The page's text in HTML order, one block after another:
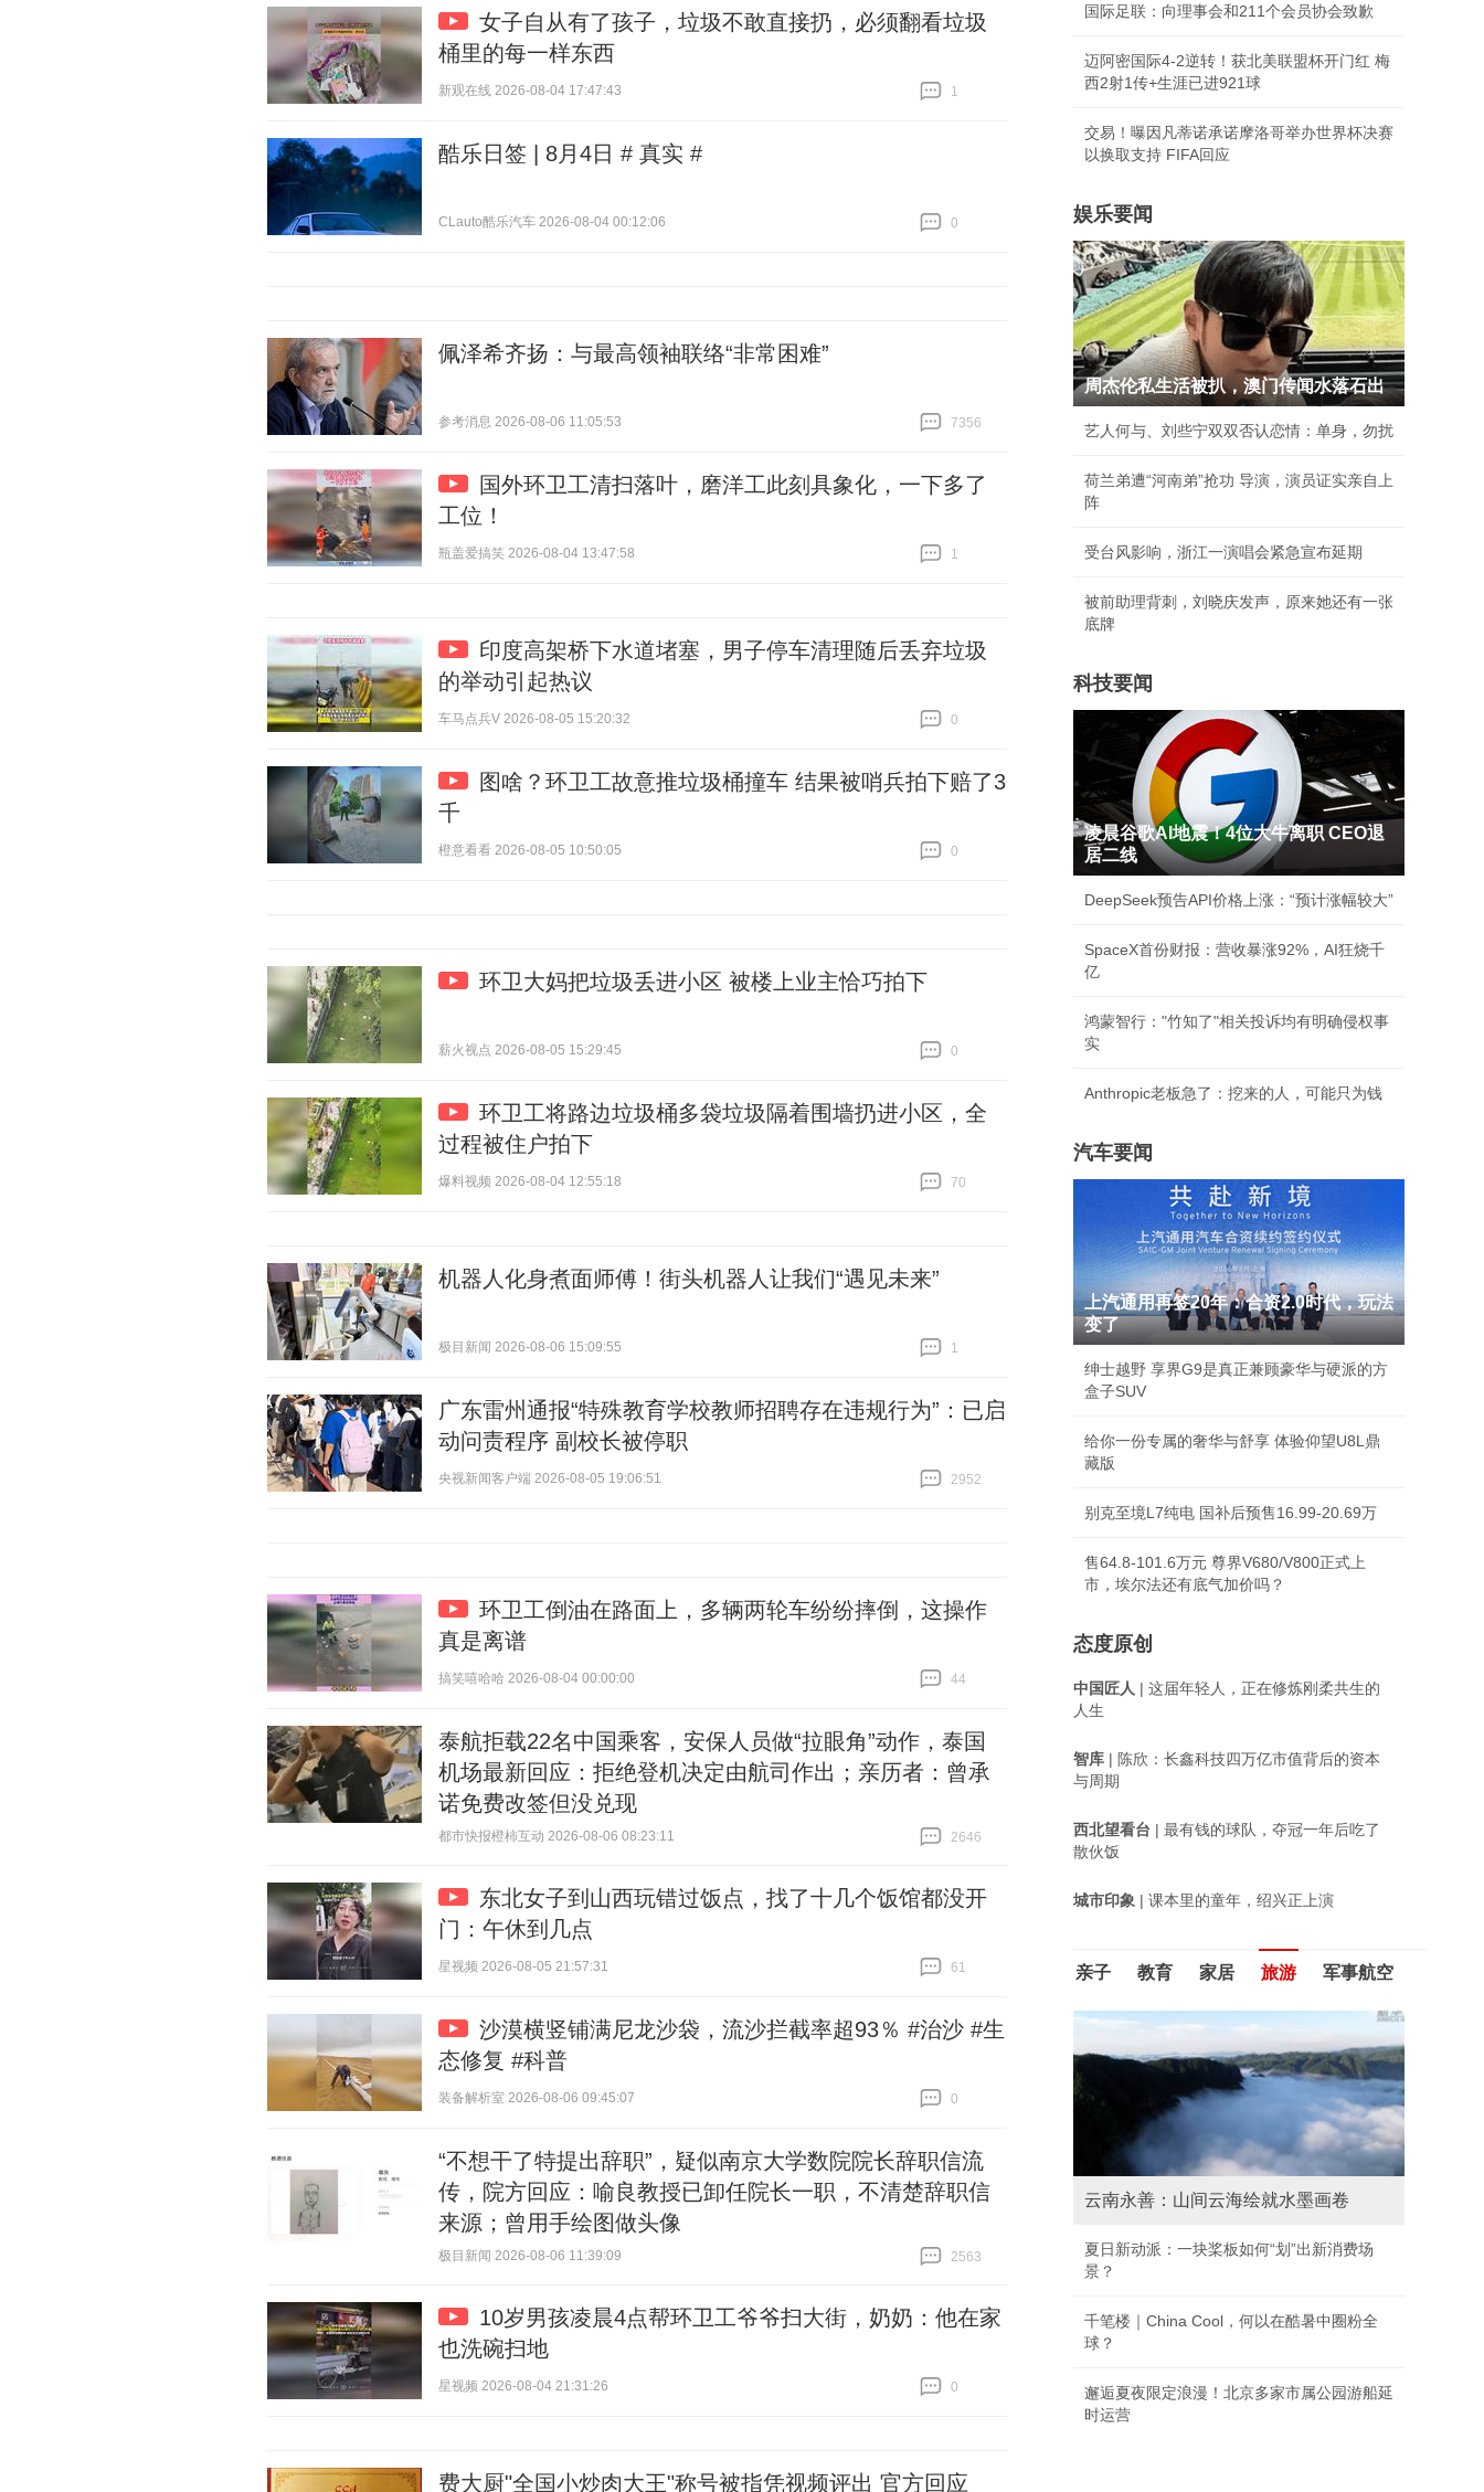
女子自从有了孩子，垃圾不敢直接扔，必须翻看垃圾
桶里的每一样东西
新观在线 2026-08-04 17:47:43
1
酷乐日签 | 8月4日 # 真实 #
CLauto酷乐汽车 2026-08-04 00:12:06
0
佩泽希齐扬：与最高领袖联络“非常困难”
参考消息 2026-08-06 11:05:53
7356
国外环卫工清扫落叶，磨洋工此刻具象化，一下多了
工位！
瓶盖爱搞笑 2026-08-04 13:47:58
1
印度高架桥下水道堵塞，男子停车清理随后丢弃垃圾
的举动引起热议
车马点兵V 2026-08-05 15:20:32
0
图啥？环卫工故意推垃圾桶撞车 结果被哨兵拍下赔了3
千
橙意看看 2026-08-05 10:50:05
0
环卫大妈把垃圾丢进小区 被楼上业主恰巧拍下
薪火视点 2026-08-05 15:29:45
0
环卫工将路边垃圾桶多袋垃圾隔着围墙扔进小区，全
过程被住户拍下
爆料视频 2026-08-04 12:55:18
70
机器人化身煮面师傅！街头机器人让我们“遇见未来”
极目新闻 2026-08-06 15:09:55
1
广东雷州通报“特殊教育学校教师招聘存在违规行为”：已启
动问责程序 副校长被停职
央视新闻客户端 2026-08-05 19:06:51
2952
环卫工倒油在路面上，多辆两轮车纷纷摔倒，这操作
真是离谱
搞笑嘻哈哈 2026-08-04 00:00:00
44
泰航拒载22名中国乘客，安保人员做“拉眼角”动作，泰国
机场最新回应：拒绝登机决定由航司作出；亲历者：曾承
诺免费改签但没兑现
都市快报橙柿互动 2026-08-06 08:23:11
2646
东北女子到山西玩错过饭点，找了十几个饭馆都没开
门：午休到几点
星视频 2026-08-05 21:57:31
61
沙漠横竖铺满尼龙沙袋，流沙拦截率超93％ #治沙 #生
态修复 #科普
装备解析室 2026-08-06 09:45:07
0
“不想干了特提出辞职”，疑似南京大学数院院长辞职信流
传，院方回应：喻良教授已卸任院长一职，不清楚辞职信
来源；曾用手绘图做头像
极目新闻 2026-08-06 11:39:09
2563
10岁男孩凌晨4点帮环卫工爷爷扫大街，奶奶：他在家
也洗碗扫地
星视频 2026-08-04 21:31:26
0
费大厨"全国小炒肉大王"称号被指凭视频评出 官方回应
国际足联：向理事会和211个会员协会致歉
迈阿密国际4-2逆转！获北美联盟杯开门红 梅
西2射1传+生涯已进921球
交易！曝因凡蒂诺承诺摩洛哥举办世界杯决赛
以换取支持 FIFA回应
娱乐要闻
周杰伦私生活被扒，澳门传闻水落石出
艺人何与、刘些宁双双否认恋情：单身，勿扰
荷兰弟遭“河南弟”抢功 导演，演员证实亲自上
阵
受台风影响，浙江一演唱会紧急宣布延期
被前助理背刺，刘晓庆发声，原来她还有一张
底牌
科技要闻
凌晨谷歌AI地震！4位大牛离职 CEO退
居二线
DeepSeek预告API价格上涨：“预计涨幅较大”
SpaceX首份财报：营收暴涨92%，AI狂烧千
亿
鸿蒙智行："竹知了"相关投诉均有明确侵权事
实
Anthropic老板急了：挖来的人，可能只为钱
汽车要闻
上汽通用再签20年：合资2.0时代，玩法
变了
绅士越野 享界G9是真正兼顾豪华与硬派的方
盒子SUV
给你一份专属的奢华与舒享 体验仰望U8L鼎
藏版
别克至境L7纯电 国补后预售16.99-20.69万
售64.8-101.6万元 尊界V680/V800正式上
市，埃尔法还有底气加价吗？
态度原创
中国匠人 | 这届年轻人，正在修炼刚柔共生的
人生
智库 | 陈欣：长鑫科技四万亿市值背后的资本
与周期
西北望看台 | 最有钱的球队，夺冠一年后吃了
散伙饭
城市印象 | 课本里的童年，绍兴正上演
亲子 教育 家居 旅游 军事航空
云南永善：山间云海绘就水墨画卷
夏日新动派：一块桨板如何“划”出新消费场
景？
千笔楼｜China Cool，何以在酷暑中圈粉全
球？
邂逅夏夜限定浪漫！北京多家市属公园游船延
时运营